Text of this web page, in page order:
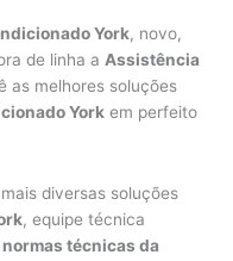
York, novo,
de linha aAssistência
as melhores soluções
York em perfeito
diversas soluções
, equipe técnica
normas técnicas da